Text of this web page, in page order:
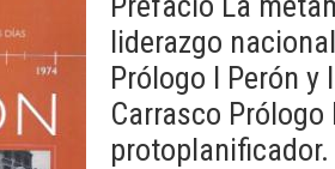
liderazgo
Prólogo I Perón
Carrasco